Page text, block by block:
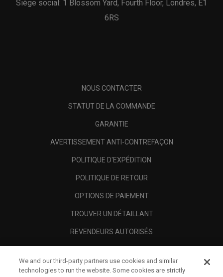
Siège social: 1 Blossom Yard, Fourth Floor, Londres, E1
6RS
NOUS CONTACTER
STATUT DE LA COMMANDE
GARANTIE
AVERTISSEMENT ANTI-CONTREFAÇON
POLITIQUE D'EXPÉDITION
POLITIQUE DE RETOUR
OPTIONS DE PAIEMENT
TROUVER UN DÉTAILLANT
REVENDEURS AUTORISÉS
A PROPOS
We and our third-party partners use cookies and similar
technologies to run the website. Some cookies are strictly